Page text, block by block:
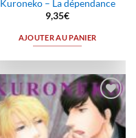
Kuroneko – La dépendance
9,35€
AJOUTER AU PANIER
Ajouter
à la
wishlist